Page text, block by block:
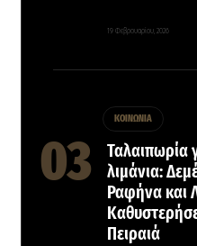
19 Φεβρουαρίου, 2026
ΚΟΙΝΩΝΙΑ
Ταλαιπωρία
λιμάνια:
Ραφήνα και
Πειραιά